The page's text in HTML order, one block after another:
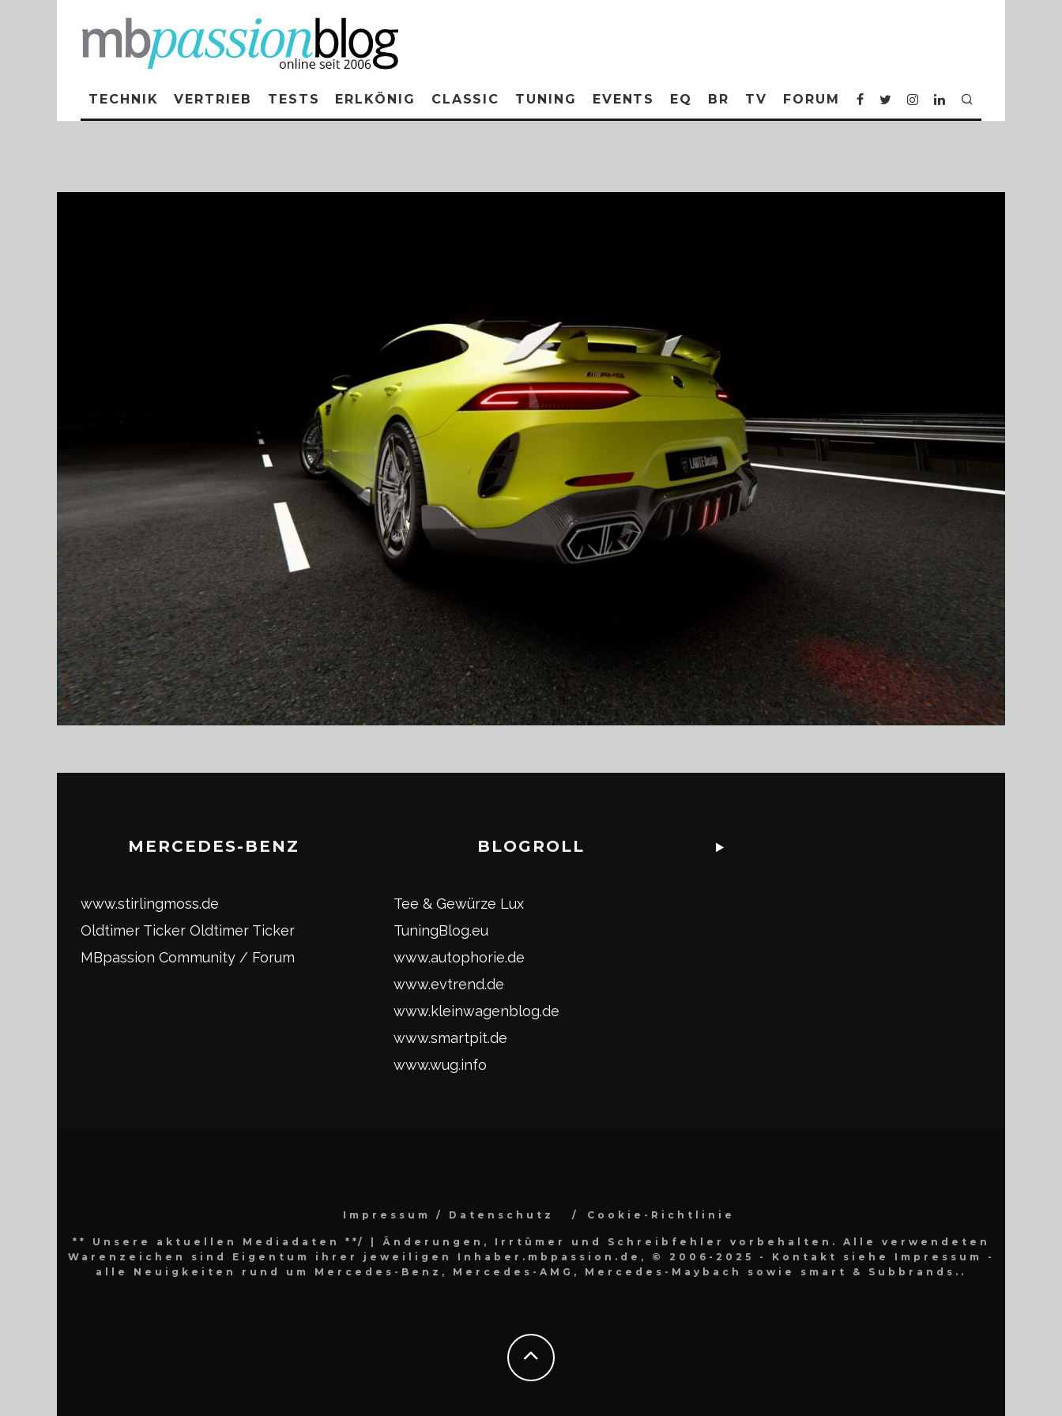
TECHNIK VERTRIEB TESTS ERLKÖNIG CLASSIC TUNING EVENTS EQ BR TV FORUM
MERCEDES-BENZ
www.stirlingmoss.de
Oldtimer Ticker Oldtimer Ticker
MBpassion Community / Forum
BLOGROLL
Tee & Gewürze Lux
TuningBlog.eu
www.autophorie.de
www.evtrend.de
www.kleinwagenblog.de
www.smartpit.de
www.wug.info
Impressum / Datenschutz Cookie-Richtlinie
** Unsere aktuellen Mediadaten **/
| Änderungen, Irrtümer und Schreibfehler vorbehalten. Alle verwendeten
Warenzeichen sind Eigentum ihrer jeweiligen Inhaber.mbpassion.de, © 2006-2025 - Kontakt siehe Impressum -
alle Neuigkeiten rund um Mercedes-Benz, Mercedes-AMG, Mercedes-Maybach sowie smart & Subbrands..